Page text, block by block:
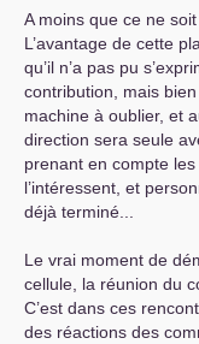
A moins que ce ne
L’avantage de cette
qu’il n’a pas pu
contribution, mais
machine à oublier, et
direction sera seule
prenant en compte
l’intéressent, et
déjà terminé...
Le vrai moment de
cellule, la réunion du
C’est dans ces
des réactions des